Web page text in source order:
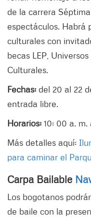
de la carrera
espectáculos. Habrá
culturales con
becas LEP,
Culturales.
Fechas: del 20 al 22
entrada libre.
Horarios: 10: 00 a. m.
Más detalles aquí:
para caminar el
Carpa Bailable
Los bogotanos
de baile con la